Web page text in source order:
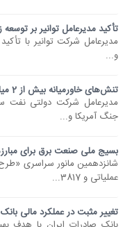
تأکید مدیرعامل توانیر بر
مدیرعامل شرکت توانیر با
و...
تنش‌های خاورمیانه بیش از 2 میلیارد بشکه نفت برای...
مدیرعامل شرکت دولتی نفت
جنگ آمریکا و...
بسیج ملی صنعت برق برای
عملیاتی و 3817...
تغییر مثبت در عملکرد مالی